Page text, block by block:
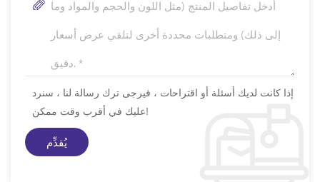
إذا كانت لديك أسئلة أو اقتراحات ، فيرجى ترك رسالة لنا ، سنرد
عليك في أقرب وقت ممكن!